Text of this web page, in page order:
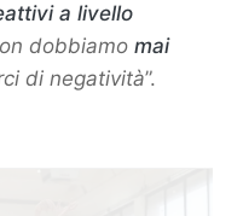
a livello
dobbiamo mai
di negatività”.